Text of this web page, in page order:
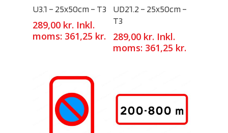
U3.1 – 25x50cm – T3
289,00 kr. Inkl.
moms: 361,25 kr.
UD21.2 – 25x50cm –
T3
289,00 kr. Inkl.
moms: 361,25 kr.